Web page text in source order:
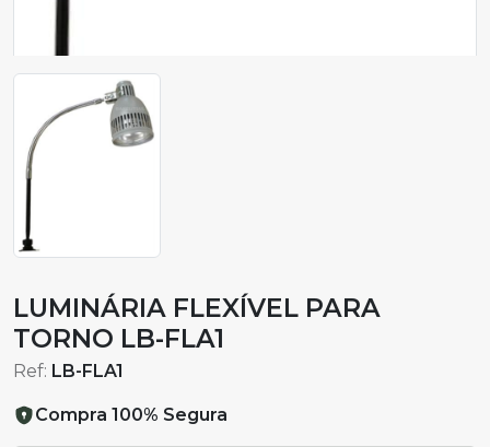
LUMINÁRIA FLEXÍVEL PARA
TORNO LB-FLA1
Ref: LB-FLA1
Compra 100% Segura